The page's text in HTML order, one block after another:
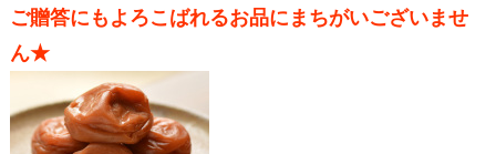
ご贈答にもよろこばれるお品にまちがいございませ
ん★